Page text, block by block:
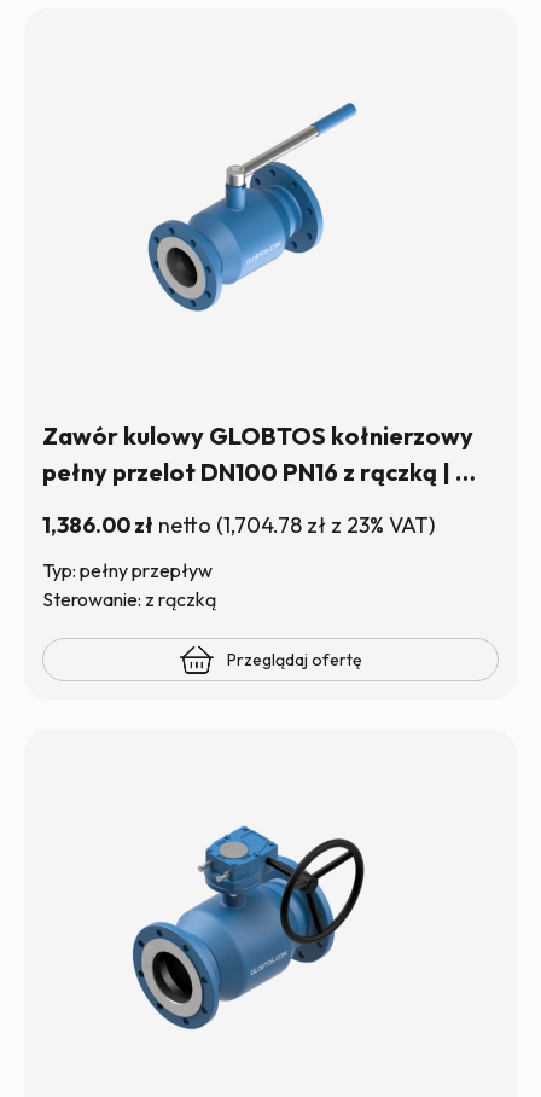
Zawór kulowy GLOBTOS kołnierzowy
pełny przelot DN100 PN16 z rączką | W
1,386.00zł netto (1,704.78 zł z 23% VAT)
Typ: pełny przepływ
Sterowanie: z rączką
Przeglądaj ofertę